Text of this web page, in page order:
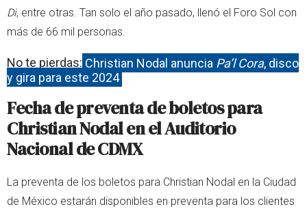
Di, entre otras. Tan solo el año pasado, llenó el Foro Sol con
más de 66 mil personas.
No te pierdas: Christian Nodal anuncia Pa’l Cora, disco
y gira para este 2024
Fecha de preventa de boletos para
Christian Nodal en el Auditorio
Nacional de CDMX
La preventa de los boletos para Christian Nodal en la Ciudad
de México estarán disponibles en preventa para los clientes